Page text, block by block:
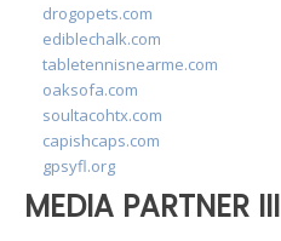
drogopets.com
ediblechalk.com
tabletennisnearme.com
oaksofa.com
soultacohtx.com
capishcaps.com
gpsyfl.org
MEDIA PARTNER III